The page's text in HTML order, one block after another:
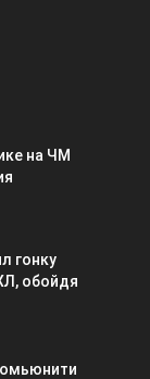
на ЧМ
гонку
обойдя